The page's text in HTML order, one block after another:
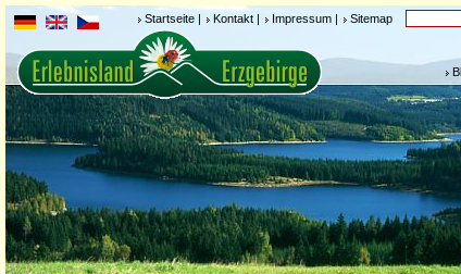
Startseite | Kontakt | Impressum | Sitemap